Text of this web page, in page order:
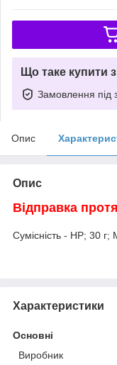
Що таке купити
Замовлення під
Опис
Опис
Відправка
Сумісність - HP; 30 г;
Характеристики
Основні
Виробник